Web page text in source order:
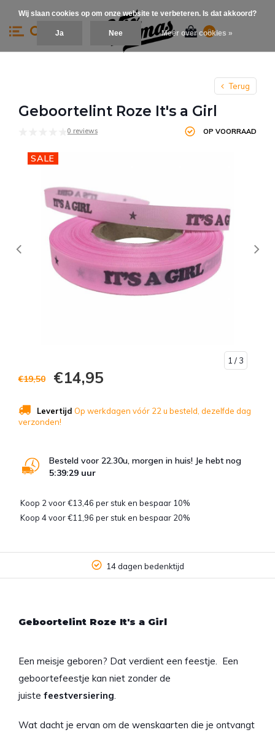
0
Terug
Geboortelint Roze It's a Girl
0 reviews OP VOORRAAD
SALE
1 / 3
€19,50 €14,95
Levertijd Op werkdagen vóór 22 u besteld, dezelfde dag
verzonden!
Besteld voor 22.30u, morgen in huis! Je hebt nog
5:39:28 uur
Koop 2 voor €13,46 per stuk en bespaar 10%
Koop 4 voor €11,96 per stuk en bespaar 20%
Vóór 22 u besteld, morgen in huis!
Geboortelint Roze It's a Girl
Een meisje geboren? Dat verdient een feestje. Een
geboortefeestje kan niet zonder de
juiste feestversiering
Wat dacht je ervan om de wenskaarten die je ontvangt
Wij slaan cookies op om onze website te verbeteren. Is dat akkoord?
Ja Nee Meer over cookies »